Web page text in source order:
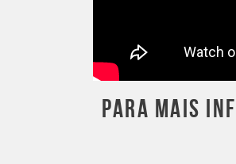
PARA MAIS